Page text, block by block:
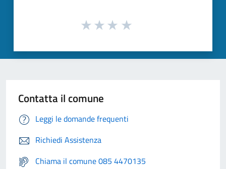
Contatta il comune
Leggi le domande frequenti
Richiedi Assistenza
Chiama il comune 085 4470135